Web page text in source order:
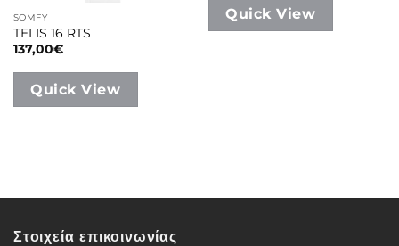
SOMFY
TELIS 16 RTS
137,00€
Quick View
Quick View
Στοιχεία επικοινωνίας